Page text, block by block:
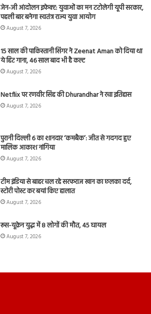
जेन-जी आंदोलन इफेक्ट: युवाओं का मन टटोलेगी यूपी सरकार,
पहली बार बनेगा स्वतंत्र राज्य युवा आयोग
August 7, 2026
15 साल की पाकिस्तानी सिंगर ने Zeenat Aman को दिया था
ये हिट गाना, 46 साल बाद भी है कल्ट
August 7, 2026
Netflix पर रणवीर सिंह की Dhurandhar ने रचा इतिहास
August 7, 2026
पुरानी दिल्ली 6 का शानदार ‘कमबैक’: जीत से गदगद हुए
मालिक आकाश नांगिया
August 7, 2026
टीम इंडिया से बाहर चल रहे सरफराज खान का छलका दर्द,
स्टोरी पोस्ट कर बयां किए हालात
August 7, 2026
रूस-यूक्रेन युद्ध में 8 लोगों की मौत, 45 घायल
August 7, 2026